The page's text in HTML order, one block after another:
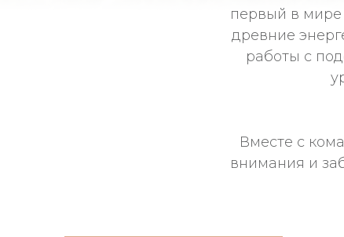
первый в мире
древние
работы с
Вместе с
внимания и